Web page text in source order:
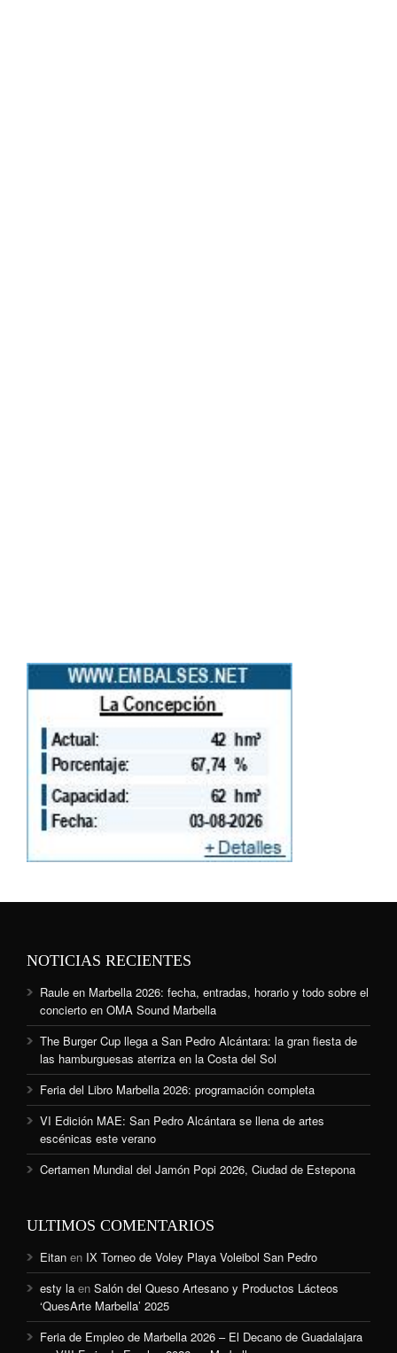
NOTICIAS RECIENTES
Raule en Marbella 2026: fecha, entradas, horario y todo sobre el
concierto en OMA Sound Marbella
The Burger Cup llega a San Pedro Alcántara: la gran fiesta de
las hamburguesas aterriza en la Costa del Sol
Feria del Libro Marbella 2026: programación completa
VI Edición MAE: San Pedro Alcántara se llena de artes
escénicas este verano
Certamen Mundial del Jamón Popi 2026, Ciudad de Estepona
ULTIMOS COMENTARIOS
Eitan en IX Torneo de Voley Playa Voleibol San Pedro
esty la en Salón del Queso Artesano y Productos Lácteos
‘QuesArte Marbella’ 2025
Feria de Empleo de Marbella 2026 – El Decano de Guadalajara